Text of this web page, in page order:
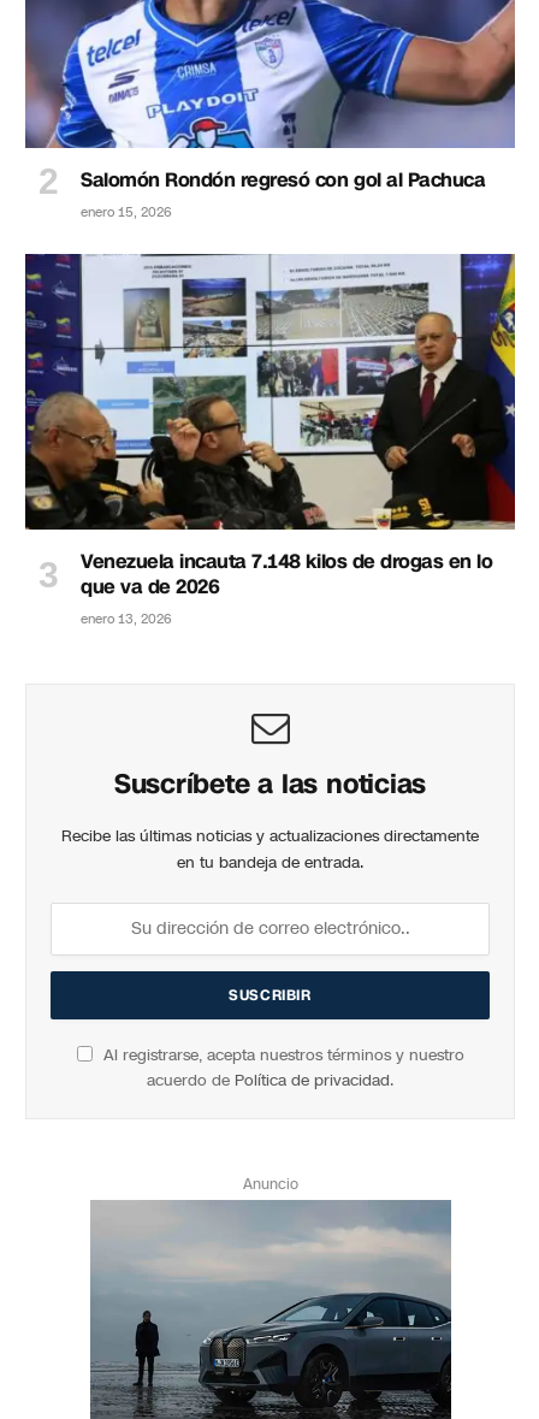
Salomón Rondón regresó con gol al Pachuca
enero 15, 2026
Venezuela incauta 7.148 kilos de drogas en lo
que va de 2026
enero 13, 2026
Suscríbete a las noticias
Recibe las últimas noticias y actualizaciones directamente
en tu bandeja de entrada.
Al registrarse, acepta nuestros términos y nuestro
acuerdo de Política de privacidad.
Anuncio